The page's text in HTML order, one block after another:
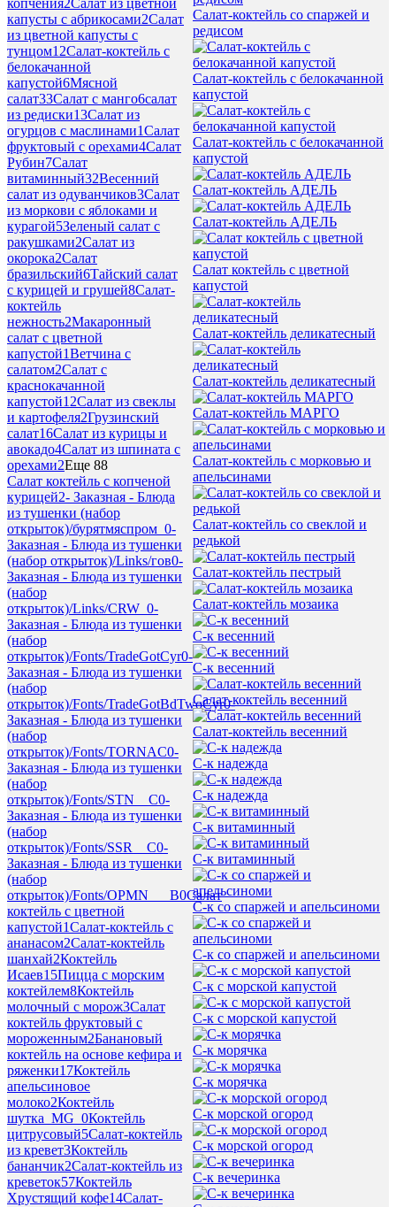
капусты с абрикосами2Салат
из цветной капусты с
тунцом12Салат-коктейль с
белокачанной
капустой6Мясной
салат33Салат с манго6салат
из редиски13Салат из
огурцов с маслинами1Салат
фруктовый с орехами4Салат
Рубин7Салат
витаминный32Весенний
салат из одуванчиков3Салат
из моркови с яблоками и
курагой5Зеленый салат с
ракушками2Салат из
окорока2Салат
бразильский6Тайский салат
с курицей и грушей8Салат-
коктейль
нежность2Макаронный
салат с цветной
капустой1Ветчина с
салатом2Салат с
краснокачанной
капустой12Салат из свеклы
и картофеля2Грузинский
салат16Салат из курицы и
авокадо4Салат из шпината с
орехами2Еще 88
Салат коктейль с копченой
курицей2- Заказная - Блюда
из тушенки (набор
открыток)/бурятмяспром_ 0-
Заказная - Блюда из тушенки
(набор открыток)/Links/гов0-
Заказная - Блюда из тушенки
(набор
открыток)/Links/CRW_ 0-
Заказная - Блюда из тушенки
(набор
открыток)/Fonts/TradeGotCyr0-
Заказная - Блюда из тушенки
(набор
открыток)/Fonts/TradeGotBdTwoCyr0-
Заказная - Блюда из тушенки
(набор
открыток)/Fonts/TORNAC0-
Заказная - Блюда из тушенки
(набор
открыток)/Fonts/STN__C0-
Заказная - Блюда из тушенки
(набор
открыток)/Fonts/SSR__C0-
Заказная - Блюда из тушенки
(набор
открыток)/Fonts/OPMN___B0Салат
коктейль с цветной
капустой1Салат-коктейль с
ананасом2Салат-коктейль
шанхай2Коктейль
Исаев15Пицца с морским
коктейлем8Коктейль
молочный с морож3Салат
коктейль фруктовый с
мороженным2Банановый
коктейль на основе кефира и
ряженки17Коктейль
апельсиновое
молоко2Коктейль
шутка_MG_ 0Коктейль
цитрусовый5Салат-коктейль
из кревет3Коктейль
бананчик2Салат-коктейль из
креветок57Коктейль
Хрустящий кофе14Салат-
Салат-коктейль со спаржей и
редисом
Салат-коктейль с белокачанной
капустой
Салат-коктейль с белокачанной
капустой
Салат-коктейль АДЕЛЬ
Салат-коктейль АДЕЛЬ
Салат коктейль с цветной
капустой
Салат-коктейль деликатесный
Салат-коктейль деликатесный
Салат-коктейль МАРГО
Салат-коктейль с морковью и
апельсинами
Салат-коктейль со свеклой и
редькой
Салат-коктейль пестрый
Салат-коктейль мозаика
С-к весенний
С-к весенний
Салат-коктейль весенний
Салат-коктейль весенний
С-к надежда
С-к надежда
С-к витаминный
С-к витаминный
С-к со спаржей и апельсиноми
С-к со спаржей и апельсиноми
С-к с морской капустой
С-к с морской капустой
С-к морячка
С-к морячка
С-к морской огород
С-к морской огород
С-к вечеринка